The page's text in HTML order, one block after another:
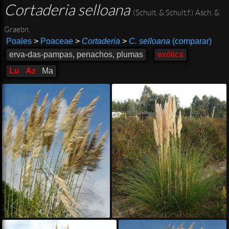
Cortaderia selloana (Schult. & Schult.f.) Asch. &
Graebn.
Poales >Poaceae > Cortaderia > C. selloana (comparar)
erva-das-pampas, penachos, plumas
exótica
Lu
Az Ma